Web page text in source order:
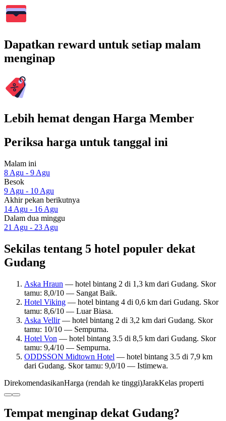
Dapatkan reward untuk setiap malam
menginap
Lebih hemat dengan Harga Member
Periksa harga untuk tanggal ini
Malam ini
8 Agu - 9 Agu
Besok
9 Agu - 10 Agu
Akhir pekan berikutnya
14 Agu - 16 Agu
Dalam dua minggu
21 Agu - 23 Agu
Sekilas tentang 5 hotel populer dekat
Gudang
Aska Hraun — hotel bintang 2 di 1,3 km dari Gudang. Skor
tamu: 8,0/10 — Sangat Baik.
Hotel Viking — hotel bintang 4 di 0,6 km dari Gudang. Skor
tamu: 8,6/10 — Luar Biasa.
Aska Vellir— hotel bintang 2 di 3,2 km dari Gudang. Skor
tamu: 10/10 — Sempurna.
Hotel Von — hotel bintang 3.5 di 8,5 km dari Gudang. Skor
tamu: 9,4/10 — Sempurna.
ODDSSON Midtown Hotel — hotel bintang 3.5 di 7,9 km
dari Gudang. Skor tamu: 9,0/10 — Istimewa.
DirekomendasikanHarga (rendah ke tinggi)JarakKelas properti
Tempat menginap dekat Gudang?